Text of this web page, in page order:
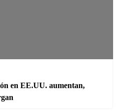
en EE.UU. aumentan,